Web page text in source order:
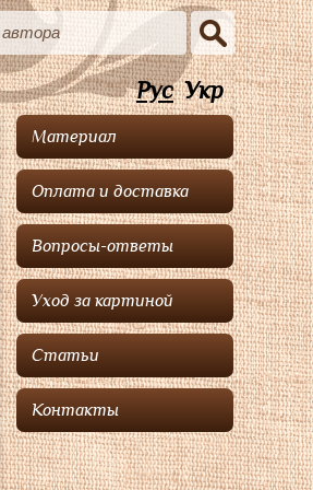
Рус Укр
Материал
Оплата и доставка
Вопросы-ответы
Уход за картиной
Статьи
Контакты